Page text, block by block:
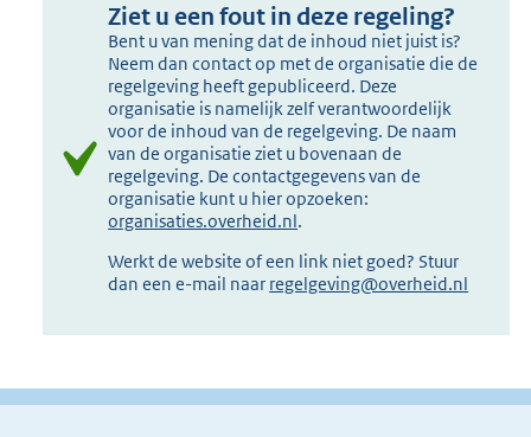
Ziet u een fout in deze regeling?
Bent u van mening dat de inhoud niet juist is?
Neem dan contact op met de organisatie die de
regelgeving heeft gepubliceerd. Deze
organisatie is namelijk zelf verantwoordelijk
voor de inhoud van de regelgeving. De naam
van de organisatie ziet u bovenaan de
regelgeving. De contactgegevens van de
organisatie kunt u hier opzoeken:
organisaties.overheid.nl.
Werkt de website of een link niet goed? Stuur
dan een e-mail naar regelgeving@overheid.nl